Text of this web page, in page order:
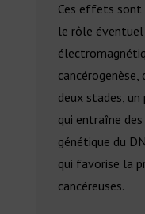
Ces effets sont
le rôle éventuel
deux stades, un
qui entraîne
génétique du
qui favorise la
cancéreuses.